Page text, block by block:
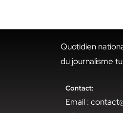
Quotidien
du journalisme
Contact:
Email :